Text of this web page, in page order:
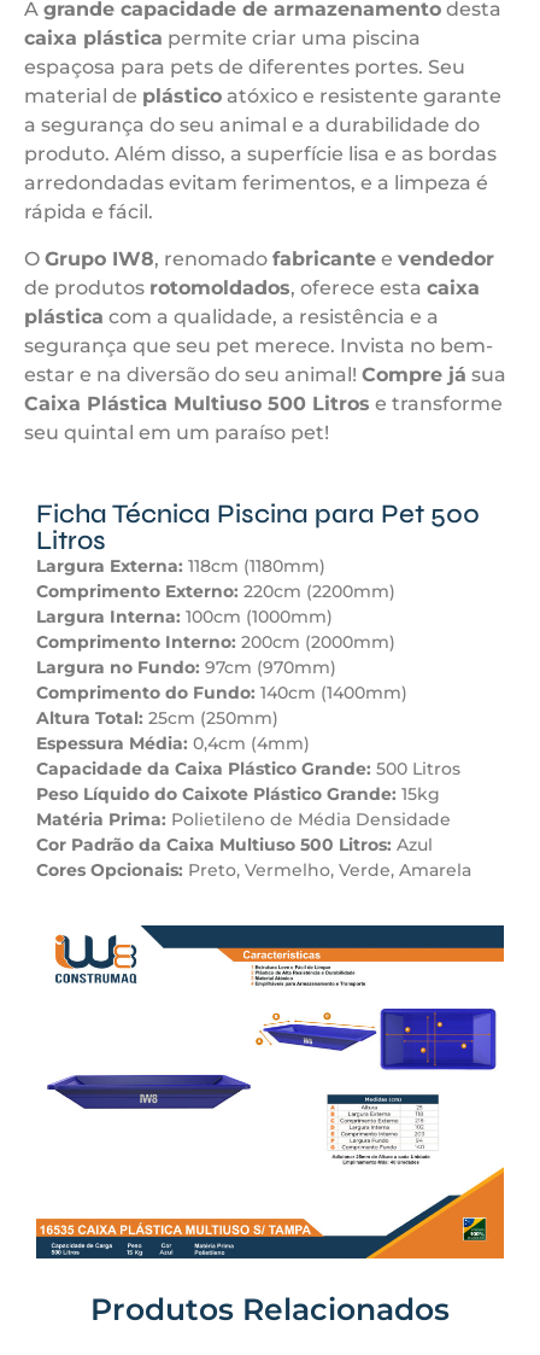
A grande capacidade de armazenamento desta
caixa plástica permite criar uma piscina
espaçosa para pets de diferentes portes. Seu
material de plástico atóxico e resistente garante
a segurança do seu animal e a durabilidade do
produto. Além disso, a superfície lisa e as bordas
arredondadas evitam ferimentos, e a limpeza é
rápida e fácil.
O Grupo IW8, renomado fabricante e vendedor
de produtos rotomoldados, oferece esta caixa
plástica com a qualidade, a resistência e a
segurança que seu pet merece. Invista no bem-
estar e na diversão do seu animal! Compre já sua
Caixa Plástica Multiuso 500 Litros e transforme
seu quintal em um paraíso pet!
Ficha Técnica Piscina para Pet 500
Litros
Largura Externa: 118cm (1180mm)
Comprimento Externo: 220cm (2200mm)
Largura Interna: 100cm (1000mm)
Comprimento Interno: 200cm (2000mm)
Largura no Fundo: 97cm (970mm)
Comprimento do Fundo: 140cm (1400mm)
Altura Total: 25cm (250mm)
Espessura Média: 0,4cm (4mm)
Capacidade da Caixa Plástico Grande: 500 Litros
Peso Líquido do Caixote Plástico Grande: 15kg
Matéria Prima: Polietileno de Média Densidade
Cor Padrão da Caixa Multiuso 500 Litros: Azul
Cores Opcionais: Preto, Vermelho, Verde, Amarela
Produtos Relacionados